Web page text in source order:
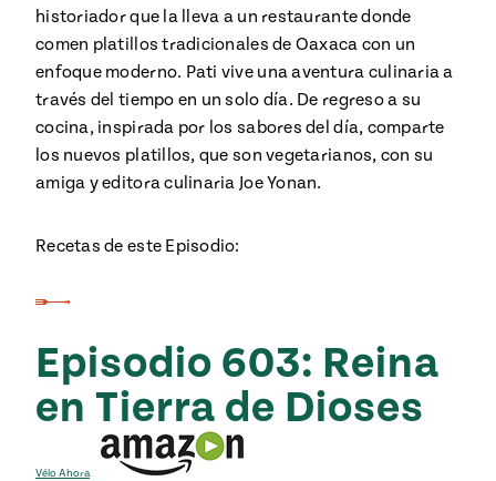
of Real
historiador que la lleva a un restaurante donde
comen platillos tradicionales de Oaxaca con un
enfoque moderno. Pati vive una aventura culinaria a
través del tiempo en un solo día. De regreso a su
cocina, inspirada por los sabores del día, comparte
los nuevos platillos, que son vegetarianos, con su
amiga y editora culinaria Joe Yonan.
Recetas de este Episodio:
Episodio 603: Reina
en Tierra de Dioses
Vélo Ahora